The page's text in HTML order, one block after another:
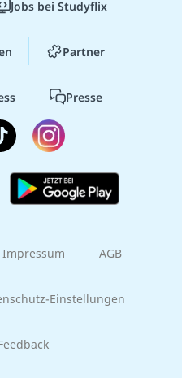
Jobs bei Studyflix
Partner
Presse
Impressum AGB
Einstellungen